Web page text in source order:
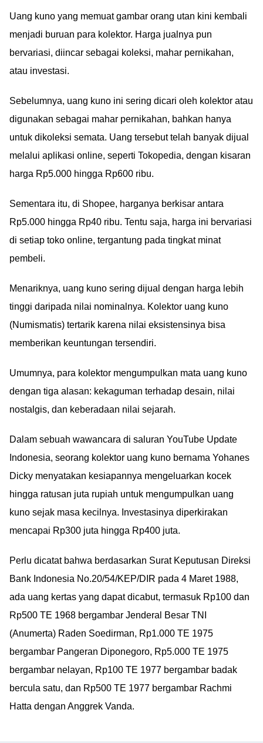
Uang kuno yang memuat gambar orang utan kini kembali
menjadi buruan para kolektor. Harga jualnya pun
bervariasi, diincar sebagai koleksi, mahar pernikahan,
atau investasi.
Sebelumnya, uang kuno ini sering dicari oleh kolektor atau
digunakan sebagai mahar pernikahan, bahkan hanya
untuk dikoleksi semata. Uang tersebut telah banyak dijual
melalui aplikasi online, seperti Tokopedia, dengan kisaran
harga Rp5.000 hingga Rp600 ribu.
Sementara itu, di Shopee, harganya berkisar antara
Rp5.000 hingga Rp40 ribu. Tentu saja, harga ini bervariasi
di setiap toko online, tergantung pada tingkat minat
pembeli.
Menariknya, uang kuno sering dijual dengan harga lebih
tinggi daripada nilai nominalnya. Kolektor uang kuno
(Numismatis) tertarik karena nilai eksistensinya bisa
memberikan keuntungan tersendiri.
Umumnya, para kolektor mengumpulkan mata uang kuno
dengan tiga alasan: kekaguman terhadap desain, nilai
nostalgis, dan keberadaan nilai sejarah.
Dalam sebuah wawancara di saluran YouTube Update
Indonesia, seorang kolektor uang kuno bernama Yohanes
Dicky menyatakan kesiapannya mengeluarkan kocek
hingga ratusan juta rupiah untuk mengumpulkan uang
kuno sejak masa kecilnya. Investasinya diperkirakan
mencapai Rp300 juta hingga Rp400 juta.
Perlu dicatat bahwa berdasarkan Surat Keputusan Direksi
Bank Indonesia No.20/54/KEP/DIR pada 4 Maret 1988,
ada uang kertas yang dapat dicabut, termasuk Rp100 dan
Rp500 TE 1968 bergambar Jenderal Besar TNI
(Anumerta) Raden Soedirman, Rp1.000 TE 1975
bergambar Pangeran Diponegoro, Rp5.000 TE 1975
bergambar nelayan, Rp100 TE 1977 bergambar badak
bercula satu, dan Rp500 TE 1977 bergambar Rachmi
Hatta dengan Anggrek Vanda.